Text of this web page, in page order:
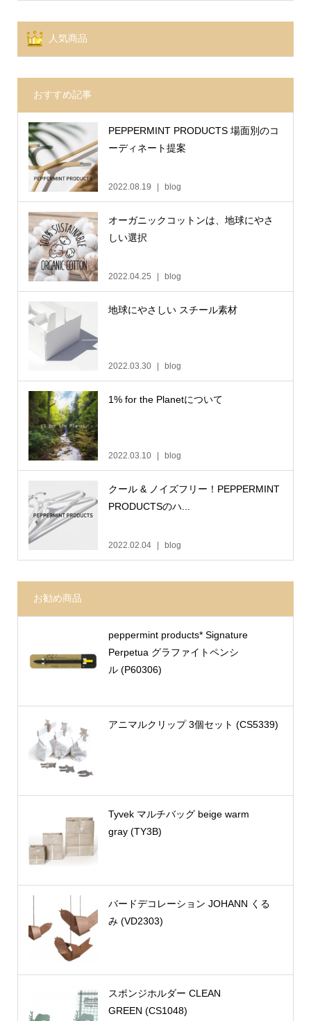
人気商品
おすすめ記事
PEPPERMINT PRODUCTS 場面別のコ
ーディネート提案
2022.08.19 blog
オーガニックコットンは、地球にやさ
しい選択
2022.04.25 blog
地球にやさしい スチール素材
2022.03.30 blog
1% for the Planetについて
2022.03.10 blog
クール & ノイズフリー！PEPPERMINT
PRODUCTSのハ...
2022.02.04 blog
お勧め商品
peppermint products* Signature
Perpetua グラファイトペンシ
ル (P60306)
アニマルクリップ 3個セット (CS5339)
Tyvek マルチバッグ beige warm
gray (TY3B)
バードデコレーション JOHANN くる
み (VD2303)
スポンジホルダー CLEAN
GREEN (CS1048)